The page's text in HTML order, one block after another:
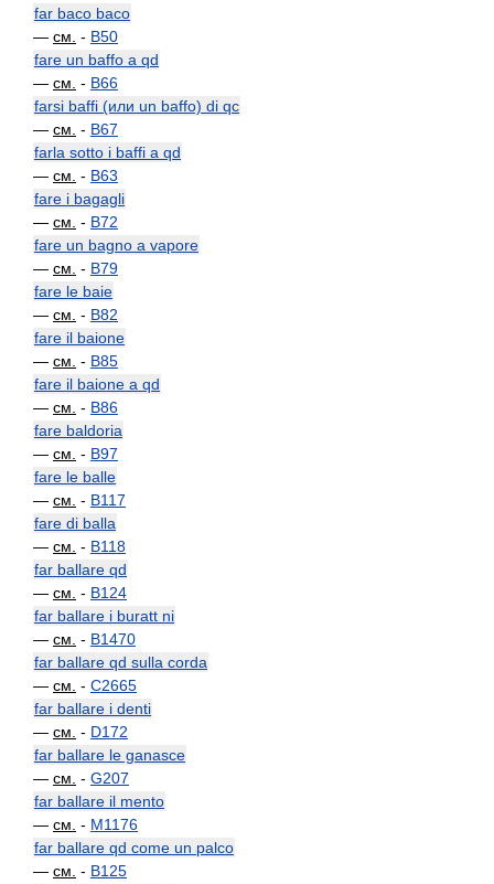
far baco baco
— см. - B50
fare un baffo a qd
— см. - B66
farsi baffi (или un baffo) di qc
— см. - B67
farla sotto i baffi a qd
— см. - B63
fare i bagagli
— см. - B72
fare un bagno a vapore
— см. - B79
fare le baie
— см. - B82
fare il baione
— см. - B85
fare il baione a qd
— см. - B86
fare baldoria
— см. - B97
fare le balle
— см. - B117
fare di balla
— см. - B118
far ballare qd
— см. - B124
far ballare i buratt ni
— см. - B1470
far ballare qd sulla corda
— см. - C2665
far ballare i denti
— см. - D172
far ballare le ganasce
— см. - G207
far ballare il mento
— см. - M1176
far ballare qd come un palco
— см. - B125